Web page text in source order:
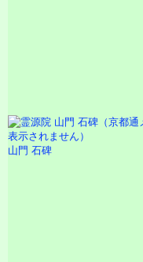
山門 石碑